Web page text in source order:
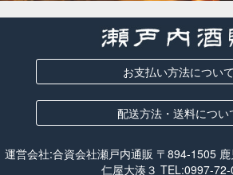
お支払い方法について
配送方法・送料につい
運営会社:合資会社瀬戸内通販 〒894-1505
仁屋大湊３ TEL:0997-